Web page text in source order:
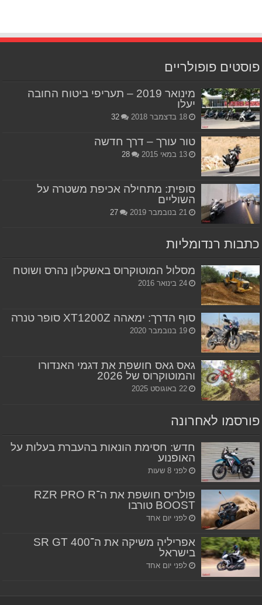
פוסטים פופולריים
מינואר 2019 – תעריפי ביטוח החובה
יעלו
18 בדצמבר 2018 32
טור עורך – דרך חדשה
13 במאי 2015 28
סופית: מתחילה אכיפת משטרה על
השוליים
21 בנובמבר 2019 27
כתבות רנדומליות
מסלול המוטוקרוס באשקלון נהרס ושוטח
24 בינואר 2016
סוף הדרך: ימאהה XT1200Z סופר טנרה
19 בנובמבר 2020
גאס גאס חושפת את דגמי האנדורו
והמוטוקרוס של 2026
22 באוגוסט 2025
פורסמו לאחרונה
חדש: חסימת הונאות בהעברת בעלות על
האופנוע
לפני 8 שעות
פולריס חושפת את ה־RZR PRO R
BOOST טורבו
לפני יום אחד
אפריליה משיקה את ה־SR GT 400
בישראל
לפני יום אחד